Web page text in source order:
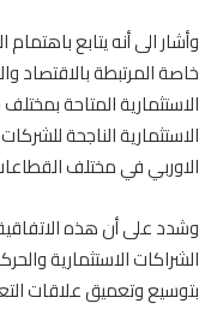
وأشار الى أنه يتابع
خاصة المرتبطة بالاقتصاد
الاستثمارية المتاحة
الاستثمارية الناجحة
الاوربي في مختلف
وشدد على أن هذه
الشراكات الاستثمارية
بتوسيع وتعميق علاقات